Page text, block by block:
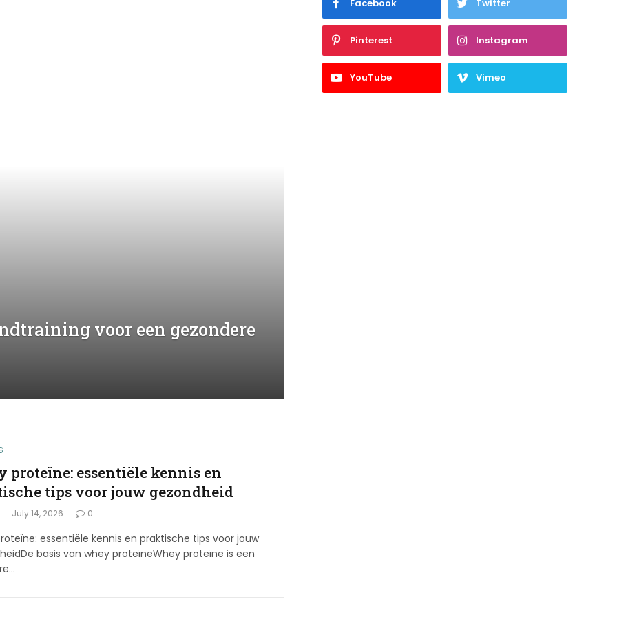
voor een gezondere
proteïne: essentiële kennis en
tips voor jouw gezondheid
July 14, 2026 0
essentiële kennis en praktische tips voor jouw
basis van whey proteïneWhey proteïne is een
Facebook Twitter
Pinterest Instagram
YouTube Vimeo